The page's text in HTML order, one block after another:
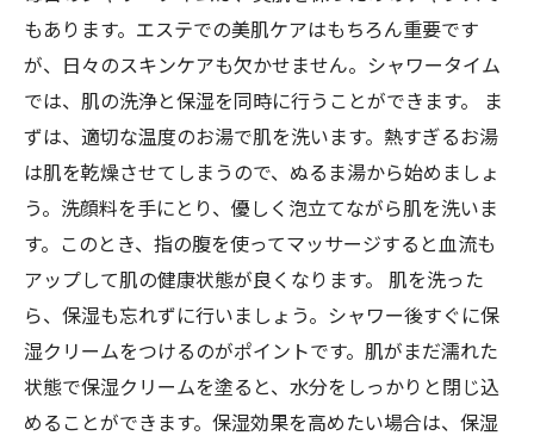
もあります。エステでの美肌ケアはもちろん重要です
が、日々のスキンケアも欠かせません。シャワータイム
では、肌の洗浄と保湿を同時に行うことができます。 ま
ずは、適切な温度のお湯で肌を洗います。熱すぎるお湯
は肌を乾燥させてしまうので、ぬるま湯から始めましょ
う。洗顔料を手にとり、優しく泡立てながら肌を洗いま
す。このとき、指の腹を使ってマッサージすると血流も
アップして肌の健康状態が良くなります。 肌を洗った
ら、保湿も忘れずに行いましょう。シャワー後すぐに保
湿クリームをつけるのがポイントです。肌がまだ濡れた
状態で保湿クリームを塗ると、水分をしっかりと閉じ込
めることができます。保湿効果を高めたい場合は、保湿